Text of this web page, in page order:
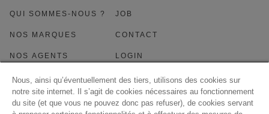
QUI SOMMES-NOUS ?
NOS MARQUES
NOS AGENTS
NEWS
JOB
CONTACT
LOGIN
Nous, ainsi qu’éventuellement des tiers, utilisons des cookies sur
notre site internet. Il s’agit de cookies nécessaires au fonctionnement
du site (et que vous ne pouvez donc pas refuser), de cookies servant